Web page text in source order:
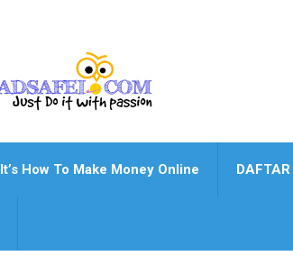
It’s How To Make Money Online DAFTAR